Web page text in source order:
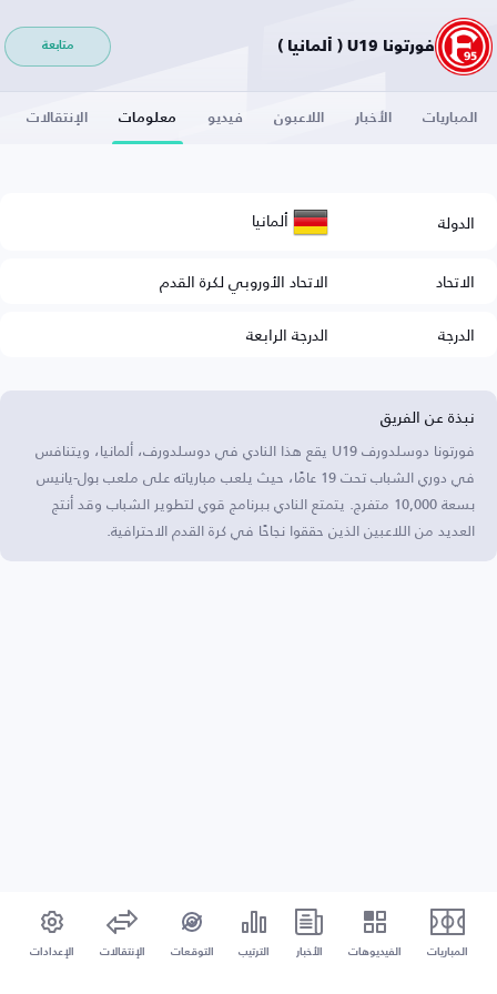
فورتونا U19 ( ألمانيا ) متابعة
المباريات الأخبار اللاعبون فيديو معلومات الإنتقالات
الدولة ألمانيا
الاتحاد
الاتحاد الأوروبي لكرة القدم
الدرجة
الدرجة الرابعة
نبذة عن الفريق
فورتونا دوسلدورف U19 يقع هذا النادي في دوسلدورف، ألمانيا، ويتنافس
في دوري الشباب تحت 19 عامًا، حيث يلعب مبارياته على ملعب بول-يانيس
بسعة 10,000 متفرج. يتمتع النادي ببرنامج قوي لتطوير الشباب وقد أنتج
العديد من اللاعبين الذين حققوا نجاحًا في كرة القدم الاحترافية.
المباريات الفيديوهات الأخبار الترتيب التوقعات الإنتقالات الإعدادات